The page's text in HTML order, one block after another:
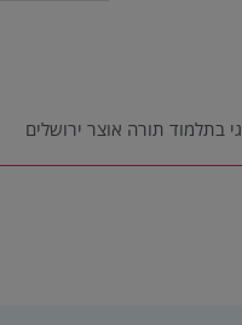
בתלמוד תורה אוצר ירושלים